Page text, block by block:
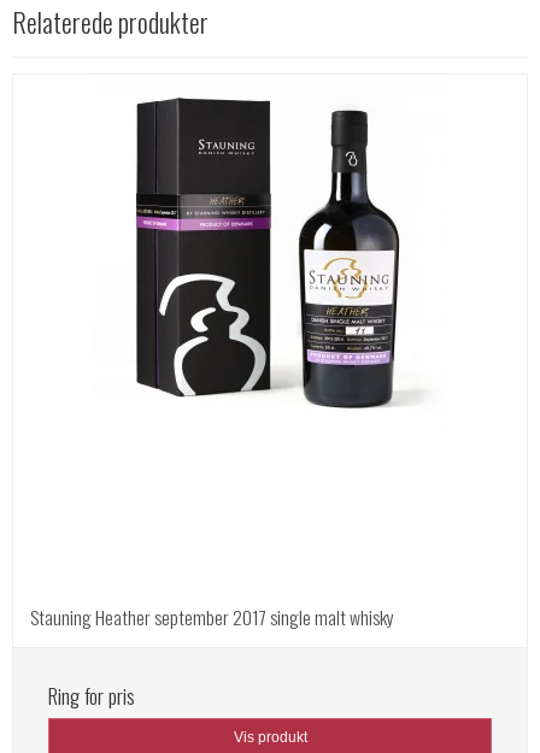
Relaterede produkter
Stauning Heather september 2017 single malt whisky
Ring for pris
Vis produkt